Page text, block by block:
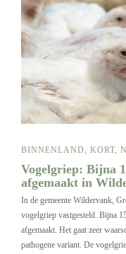
BINNENLAND, KORT,
Vogelgriep: Bijna
afgemaakt in
In de gemeente Wildervank,
vogelgriep vastgesteld. Bijna
afgemaakt. Het gaat zeer
pathogene variant. De